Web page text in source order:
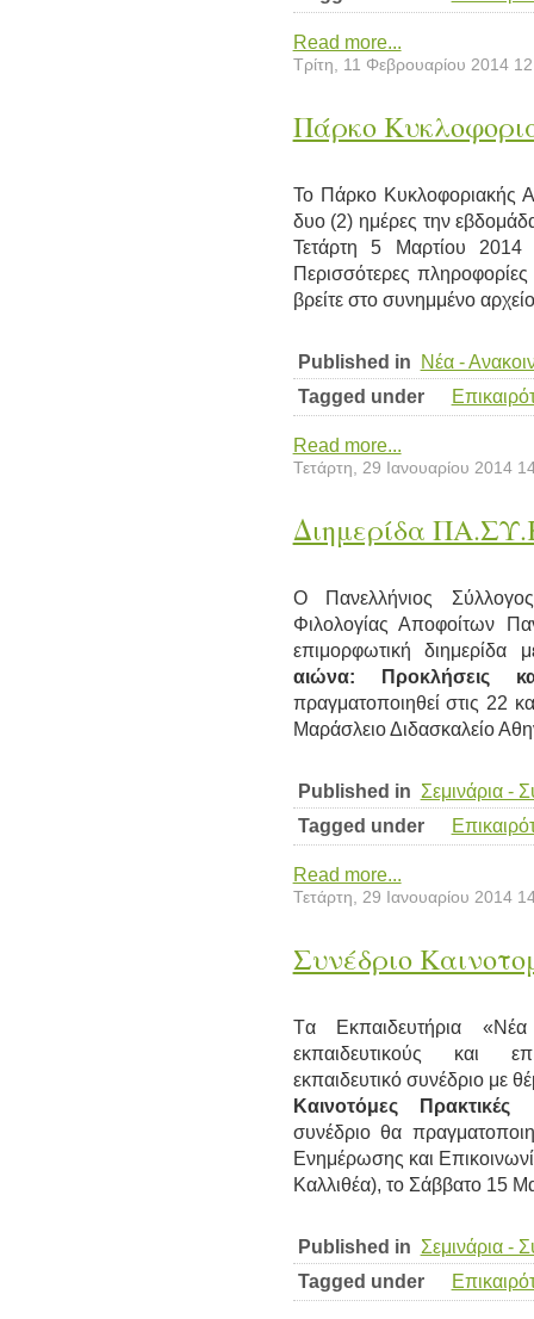
Read more...
Τρίτη, 11 Φεβρουαρίου 2014
Πάρκο
Το Πάρκο Κυκλοφοριακής
δυο (2) ημέρες την
Τετάρτη 5 Μαρτίου 2014
Περισσότερες
βρείτε στο συνημμένο
Published in
Νέα -
Tagged under
Read more...
Τετάρτη, 29 Ιανουαρίου 2014
Διημερίδα
O Πανελλήνιος
Φιλολογίας Αποφοίτων
επιμορφωτική
αιώνα: Προκλήσεις
πραγματοποιηθεί στις 22
Μαράσλειο Διδασκαλείο
Published in Σεμινάρια -
Tagged under
Read more...
Τετάρτη, 29 Ιανουαρίου 2014
Συνέδριο
Tα Εκπαιδευτήρια
εκπαιδευτικούς και
εκπαιδευτικό συνέδριο με
Καινοτόμες
συνέδριο θα
Ενημέρωσης και
Καλλιθέα), το Σάββατο 15
Published in Σεμινάρια -
Tagged under